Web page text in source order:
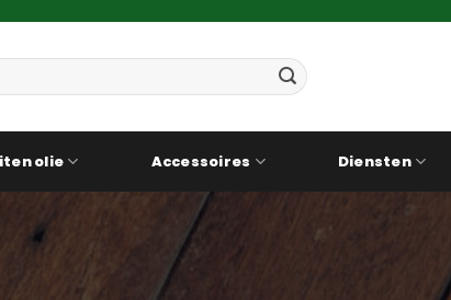
olie Accessoires Diensten